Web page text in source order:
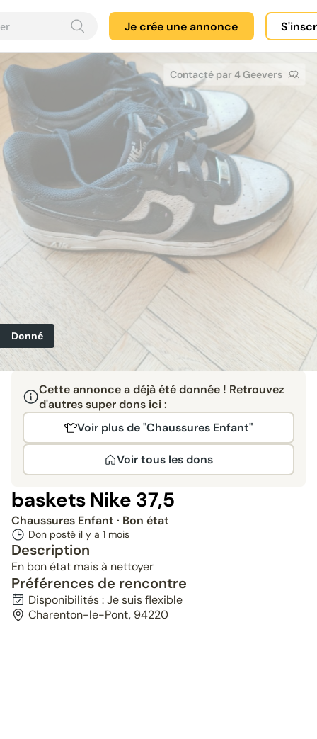
Je crée une annonce
Contacté par 4 Geevers
Donné
Cette annonce a déjà été donnée ! Retrouvez
d'autres super dons ici :
Voir plus de "Chaussures Enfant"
Voir tous les dons
baskets Nike 37,5
Chaussures Enfant · Bon état
Don posté il y a 1 mois
Description
En bon état mais à nettoyer
Préférences de rencontre
Disponibilités : Je suis flexible
Charenton-le-Pont, 94220